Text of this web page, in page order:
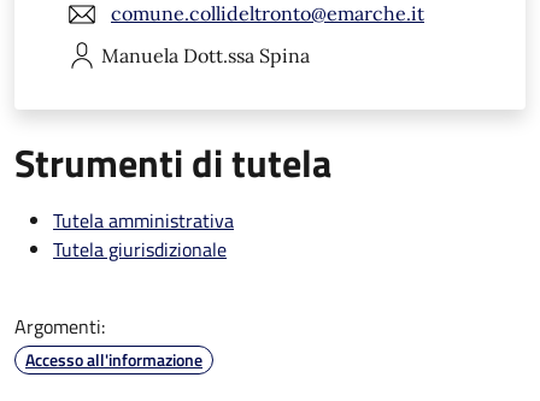
comune.collideltronto@emarche.it
Manuela Dott.ssa Spina
Strumenti di tutela
Tutela amministrativa
Tutela giurisdizionale
Argomenti:
Accesso all'informazione